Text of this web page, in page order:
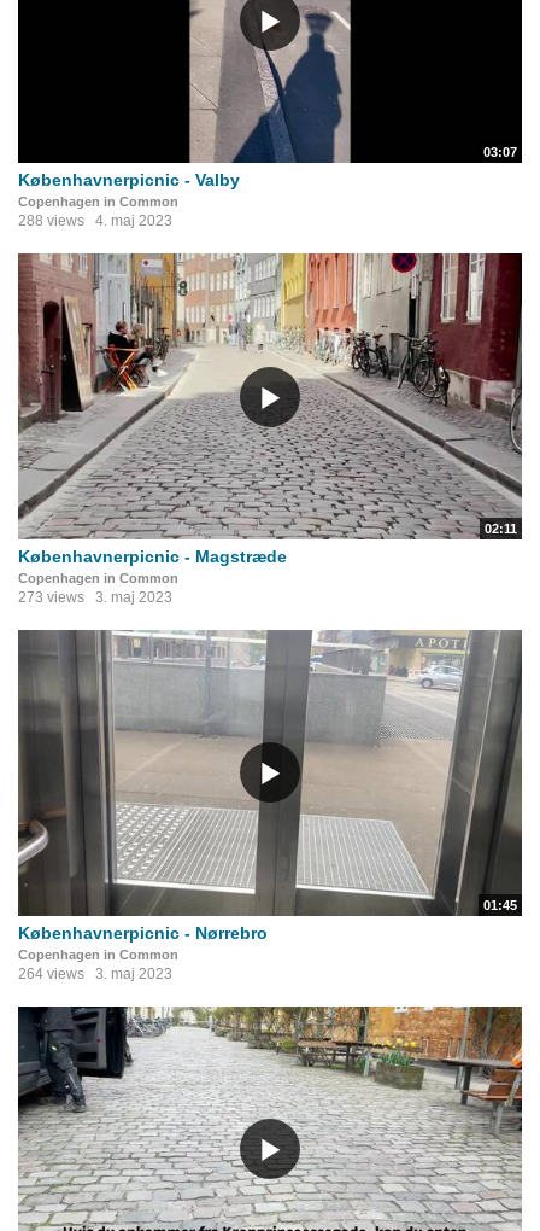
03:07
Københavnerpicnic - Valby
Copenhagen in Common
288 views 4. maj 2023
02:11
Københavnerpicnic - Magstræde
Copenhagen in Common
273 views 3. maj 2023
01:45
Københavnerpicnic - Nørrebro
Copenhagen in Common
264 views 3. maj 2023